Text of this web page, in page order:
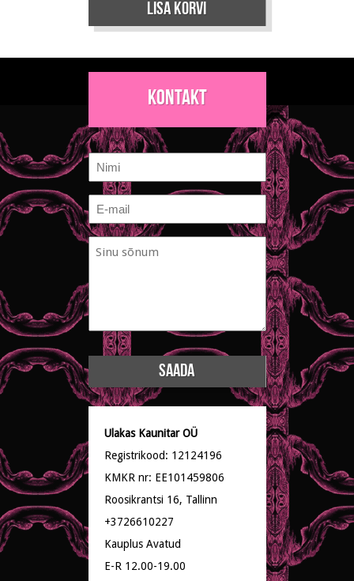
Lisa korvi
Kontakt
Nimi
E-
mail
Sinu
Ulakas Kaunitar OÜ
Registrikood: 12124196
KMKR nr: EE101459806
Roosikrantsi 16, Tallinn
+3726610227
Kauplus Avatud
E-R 12.00-19.00